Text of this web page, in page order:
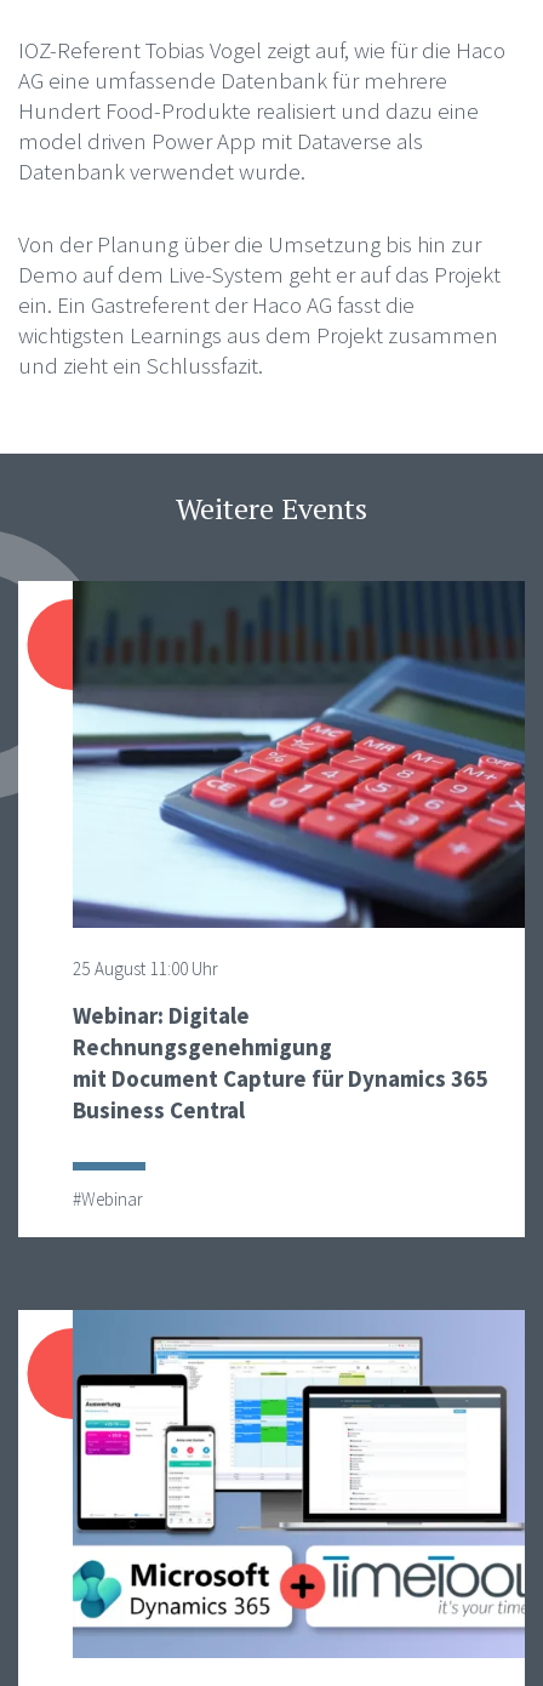
IOZ-Referent Tobias Vogel zeigt auf, wie für die Haco
AG eine umfassende Datenbank für mehrere
Hundert Food-Produkte realisiert und dazu eine
model driven Power App mit Dataverse als
Datenbank verwendet wurde.
Von der Planung über die Umsetzung bis hin zur
Demo auf dem Live-System geht er auf das Projekt
ein. Ein Gastreferent der Haco AG fasst die
wichtigsten Learnings aus dem Projekt zusammen
und zieht ein Schlussfazit.
Weitere Events
25 August 11:00 Uhr
Webinar: Digitale
Rechnungsgenehmigung
mit Document Capture für Dynamics 365
Business Central
#Webinar